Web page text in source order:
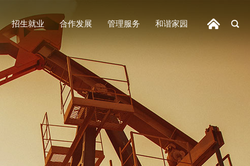
招生就业 合作发展 管理服务 和谐家园